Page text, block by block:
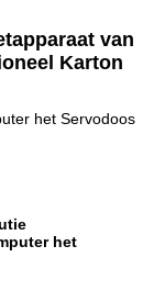
van
Karton
het Servodoos
het